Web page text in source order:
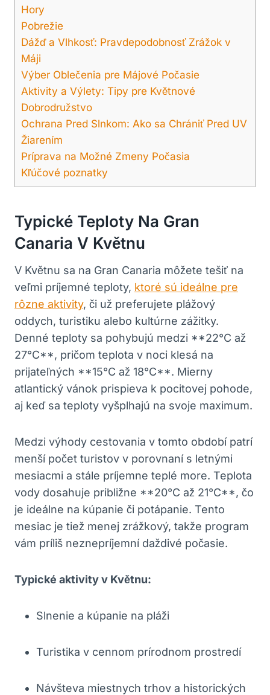
Hory
Pobrežie
Dážď a Vlhkosť: Pravdepodobnosť Zrážok v
Máji
Výber Oblečenia pre Májové Počasie
Aktivity a Výlety: Tipy pre Květnové
Dobrodružstvo
Ochrana Pred Slnkom: Ako sa Chrániť Pred UV
Žiarením
Príprava na Možné Zmeny Počasia
Kľúčové poznatky
Typické Teploty Na Gran
Canaria V Květnu
V Květnu sa na Gran Canaria môžete tešiť na
veľmi príjemné teploty, ktoré sú ideálne pre
rôzne aktivity, či už preferujete plážový
oddych, turistiku alebo kultúrne zážitky.
Denné teploty sa pohybujú medzi **22°C až
27°C**, pričom teplota v noci klesá na
prijateľných **15°C až 18°C**. Mierny
atlantický vánok prispieva k pocitovej pohode,
aj keď sa teploty vyšplhajú na svoje maximum.
Medzi výhody cestovania v tomto období patrí
menší počet turistov v porovnaní s letnými
mesiacmi a stále príjemne teplé more. Teplota
vody dosahuje približne **20°C až 21°C**, čo
je ideálne na kúpanie či potápanie. Tento
mesiac je tiež menej zrážkový, takže program
vám príliš neznepríjemní daždivé počasie.
Typické aktivity v Květnu:
Slnenie a kúpanie na pláži
Turistika v cennom prírodnom prostredí
Návšteva miestnych trhov a historických